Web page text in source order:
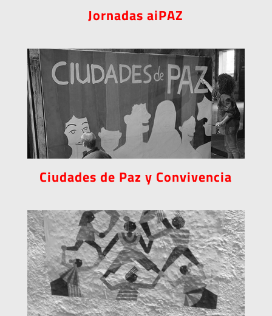
Jornadas aiPAZ
Ciudades de Paz y Convivencia